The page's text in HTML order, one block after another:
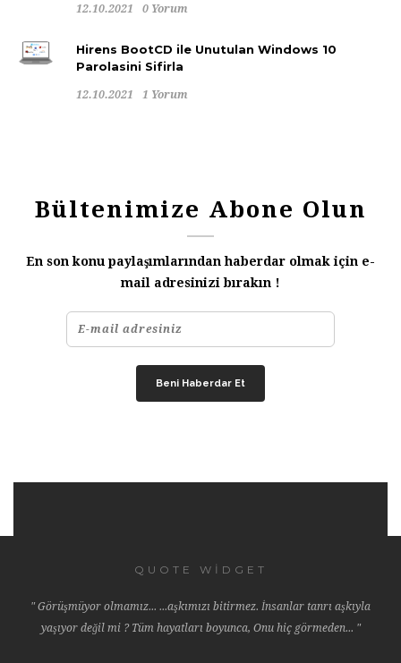
12.10.2021 0 Yorum
Hirens BootCD ile Unutulan Windows 10
Parolasini Sifirla
12.10.2021 1 Yorum
Bültenimize Abone Olun
En son konu paylaşımlarından haberdar olmak için e-
mail adresinizi bırakın !
QUOTE WIDGET
" Görüşmüyor olmamız... ...aşkımızı bitirmez. İnsanlar tanrı aşkıyla
yaşıyor değil mi ? Tüm hayatları boyunca, Onu hiç görmeden... "